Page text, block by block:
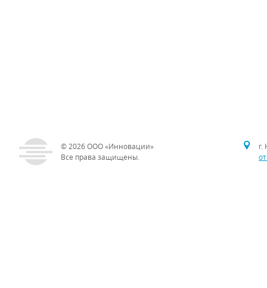
© 2026ООО «Инновации»
Все права защищены.